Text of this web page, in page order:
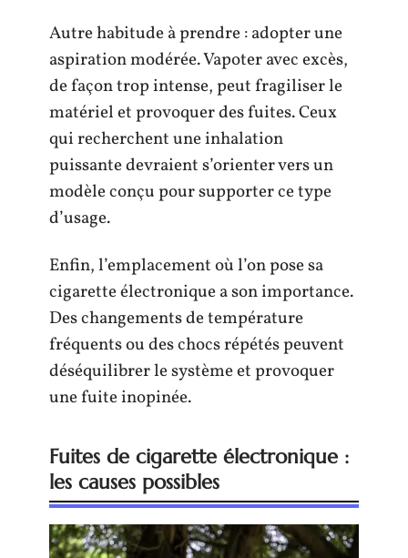
Autre habitude à prendre : adopter une
aspiration modérée. Vapoter avec excès,
de façon trop intense, peut fragiliser le
matériel et provoquer des fuites. Ceux
qui recherchent une inhalation
puissante devraient s’orienter vers un
modèle conçu pour supporter ce type
d’usage.
Enfin, l’emplacement où l’on pose sa
cigarette électronique a son importance.
Des changements de température
fréquents ou des chocs répétés peuvent
déséquilibrer le système et provoquer
une fuite inopinée.
Fuites de cigarette électronique :
les causes possibles